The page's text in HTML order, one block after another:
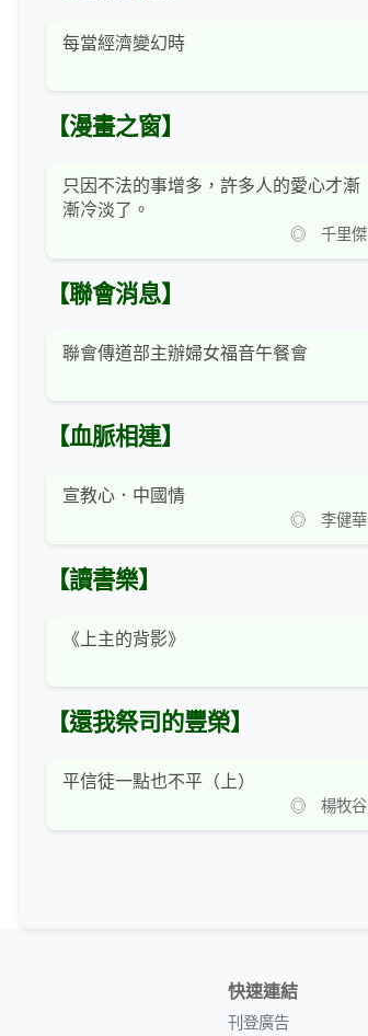
每當經濟變幻時
【漫畫之窗】
只因不法的事增多，許多人的愛心才漸
漸冷淡了。
◎ 千里傑
【聯會消息】
聯會傳道部主辦婦女福音午餐會
【血脈相連】
宣教心．中國情
◎ 李健華
【讀書樂】
《上主的背影》
【還我祭司的豐榮】
平信徒一點也不平（上）
◎ 楊牧谷
快速連結
刊登廣告